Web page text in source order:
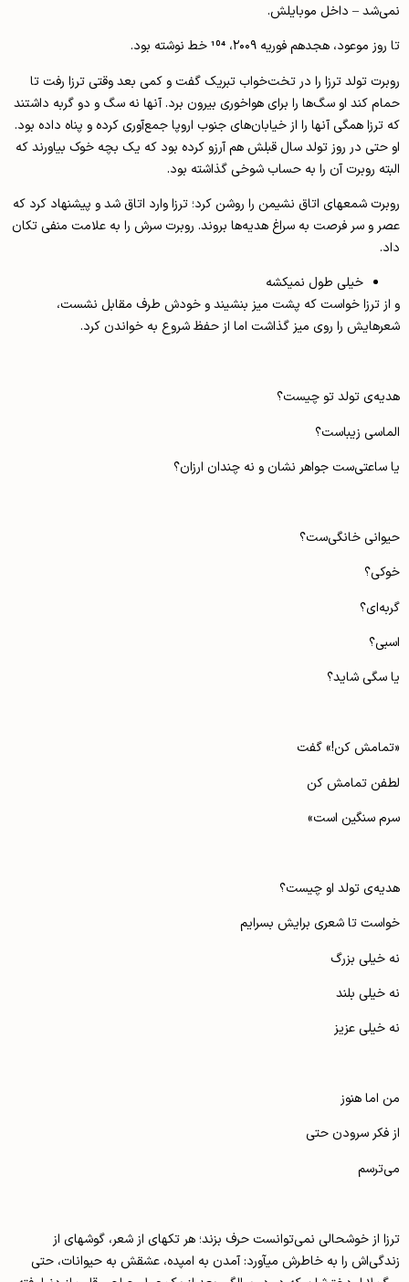
نمی‌شد – داخل موبایلش.
تا روز موعود، هجدهم فوریه ۲۰۰۹، 104 خط نوشته بود.
روبرت تولد ترزا را در تخت‌خواب تبریک گفت و کمی بعد وقتی ترزا رفت تا
حمام کند او سگ‌ها را برای هواخوری بیرون برد. آنها نه سگ و دو گربه داشتند
که ترزا همگی آنها را از خیابان‌های جنوب اروپا جمع‌آوری کرده و پناه داده بود.
او حتی در روز تولد سال قبلش هم آرزو کرده بود که یک بچه خوک بیاورند که
البته روبرت آن را به حساب شوخی گذاشته بود.
روبرت شمع­های اتاق نشیمن را روشن کرد؛ ترزا وارد اتاق شد و پیشنهاد کرد که
عصر و سر فرصت به سراغ هدیه‌ها بروند. روبرت سرش را به علامت منفی تکان
داد.
خیلی طول نمیکشه
و از ترزا خواست که پشت میز بنشیند و خودش طرف مقابل نشست،
شعرهایش را روی میز گذاشت اما از حفظ شروع به خواندن کرد.
هدیه‌ی تولد تو چیست؟
الماسی زیباست؟
یا ساعتی‌ست جواهر نشان و نه چندان ارزان؟
حیوانی خانگی‌ست؟
خوکی؟
گربه‌ای؟
اسبی؟
یا سگی شاید؟
«تمامش کن!» گفت
لطفن تمامش کن
سرم سنگین است»
هدیه‌ی تولد او چیست؟
خواست تا شعری برایش بسرایم
نه خیلی بزرگ
نه خیلی بلند
نه خیلی عزیز
من اما هنوز
از فکر سرودن حتی
می‌ترسم
ترزا از خوشحالی نمی‌توانست حرف بزند؛ هر تکه­ای از شعر، گوشه­ای از
زندگی‌اش را به خاطرش می­آورد: آمدن به امپده، عشقش به حیوانات، حتی